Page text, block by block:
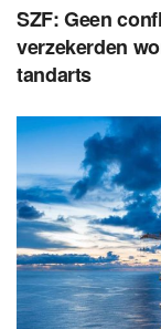
SZF: Geen
verzekerden
tandarts